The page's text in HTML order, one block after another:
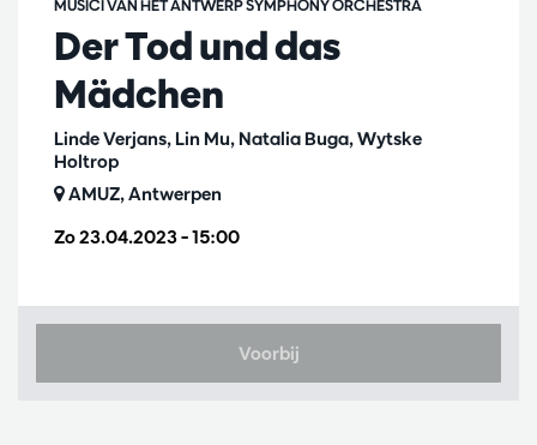
Der Tod und das
Mädchen
Linde Verjans, Lin Mu, Natalia Buga, Wytske
Holtrop
MUSICI VAN HET ANTWERP SYMPHONY ORCHESTRA
Zo 23.04.2023– 15:00
AMUZ, Antwerpen
Voorbij